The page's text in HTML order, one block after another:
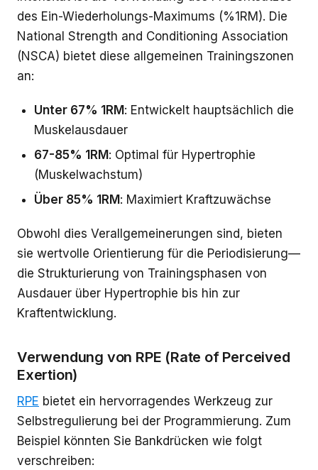
des Ein-Wiederholungs-Maximums (%1RM). Die
National Strength and Conditioning Association
(NSCA) bietet diese allgemeinen Trainingszonen
an:
Unter 67% 1RM : Entwickelt hauptsächlich die
Muskelausdauer
67-85% 1RM: Optimal für Hypertrophie
(Muskelwachstum)
Über 85% 1RM: Maximiert Kraftzuwächse
Obwohl dies Verallgemeinerungen sind, bieten
sie wertvolle Orientierung für die Periodisierung—
die Strukturierung von Trainingsphasen von
Ausdauer über Hypertrophie bis hin zur
Kraftentwicklung.
Verwendung von RPE (Rate of Perceived
Exertion)
RPE bietet ein hervorragendes Werkzeug zur
Selbstregulierung bei der Programmierung. Zum
Beispiel könnten Sie Bankdrücken wie folgt
verschreiben: